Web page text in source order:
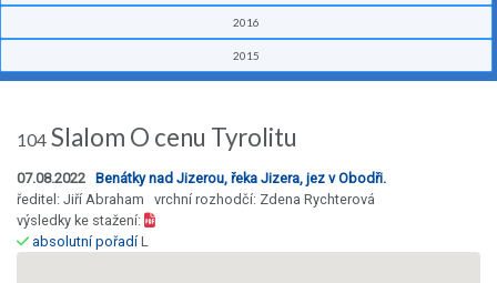
2016
2015
104 Slalom O cenu Tyrolitu
07.08.2022 Benátky nad Jizerou, řeka Jizera, jez v Obodři.
ředitel: Jiří Abraham vrchní rozhodčí: Zdena Rychterová
výsledky ke stažení:
absolutní pořadíL